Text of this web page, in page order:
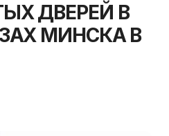
ДВЕРЕЙ В
МИНСКА В